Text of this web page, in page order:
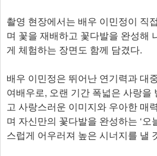
촬영 현장에서는 배우 이민정이 직
며 꽃을 재배하고 꽃다발을 완성해
게 체험하는 장면도 함께 담겼다.
배우 이민정은 뛰어난 연기력과 대
여배우로, 오랜 기간 폭넓은 사랑을
고 사랑스러운 이미지와 우아한 매
며 자신만의 꽃다발을 완성하는 ‘오
스럽게 어우러져 높은 시너지를 낼